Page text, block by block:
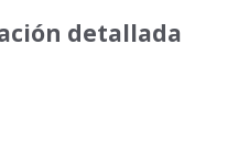
detallada